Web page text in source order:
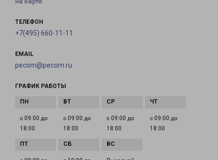
ТЕЛЕФОН
+7(495) 660-11-11
EMAIL
pecom@pecom.ru
ГРАФИК РАБОТЫ
с 09:00 до
18:00
с 09:00 до
18:00
с 09:00 до
18:00
с 09:00 до
18:00